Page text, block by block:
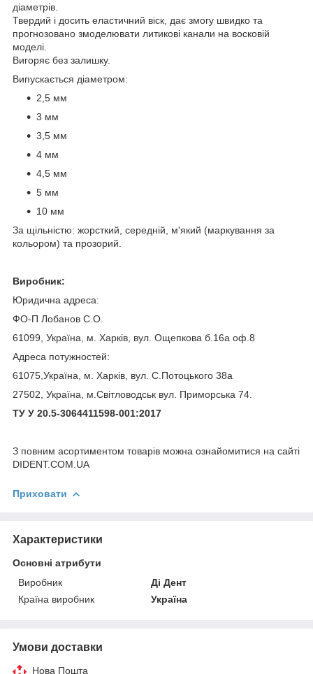
діаметрів.
Твердий і досить еластичний віск, дає змогу швидко та
прогнозовано змоделювати литикові канали на восковій
моделі.
Вигоряє без залишку.
Випускається діаметром:
2,5 мм
3 мм
3,5 мм
4 мм
4,5 мм
5 мм
10 мм
За щільністю: жорсткий, середній, м'який (маркування за
кольором) та прозорий.
Виробник:
Юридична адреса:
ФО-П Лобанов С.О.
61099, Україна, м. Харків, вул. Ощепкова б.16а оф.8
Адреса потужностей:
61075,Україна, м. Харків, вул. С.Потоцького 38а
27502, Україна, м.Світловодськ вул. Приморська 74.
ТУ У 20.5-3064411598-001:2017
З повним асортиментом товарів можна ознайомитися на сайті
DIDENT.COM.UA
Приховати
Характеристики
Основні атрибути
Виробник
Ді Дент
Країна виробник
Україна
Умови доставки
Нова Пошта